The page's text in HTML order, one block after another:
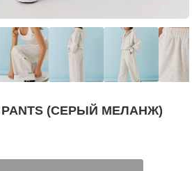
PANTS (СЕРЫЙ МЕЛАНЖ)